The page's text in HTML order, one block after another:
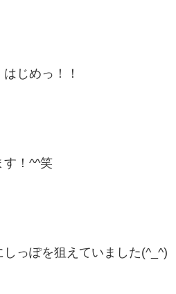
じめっ！！
す！^^笑
っぽを狙えていました(^_^)